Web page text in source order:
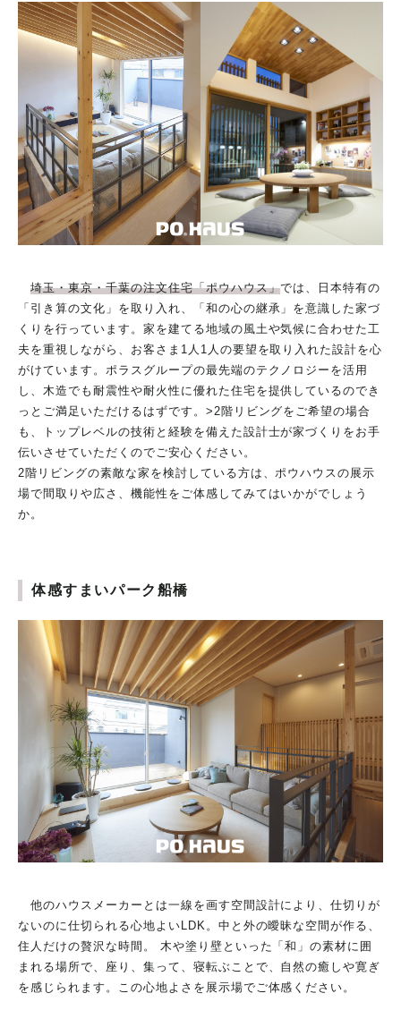
埼玉・東京・千葉の注文住宅「ポウハウス」では、日本特有の
「引き算の文化」を取り入れ、「和の心の継承」を意識した家づ
くりを行っています。家を建てる地域の風土や気候に合わせた工
夫を重視しながら、お客さま1人1人の要望を取り入れた設計を心
がけています。ポラスグループの最先端のテクノロジーを活用
し、木造でも耐震性や耐火性に優れた住宅を提供しているのでき
っとご満足いただけるはずです。>2階リビングをご希望の場合
も、トップレベルの技術と経験を備えた設計士が家づくりをお手
伝いさせていただくのでご安心ください。
2階リビングの素敵な家を検討している方は、ポウハウスの展示
場で間取りや広さ、機能性をご体感してみてはいかがでしょう
か。
体感すまいパーク船橋
他のハウスメーカーとは一線を画す空間設計により、仕切りが
ないのに仕切られる心地よいLDK。中と外の曖昧な空間が作る、
住人だけの贅沢な時間。 木や塗り壁といった「和」の素材に囲
まれる場所で、座り、集って、寝転ぶことで、自然の癒しや寛ぎ
を感じられます。この心地よさを展示場でご体感ください。